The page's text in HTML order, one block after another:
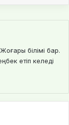
білімі бар.
етіп келеді